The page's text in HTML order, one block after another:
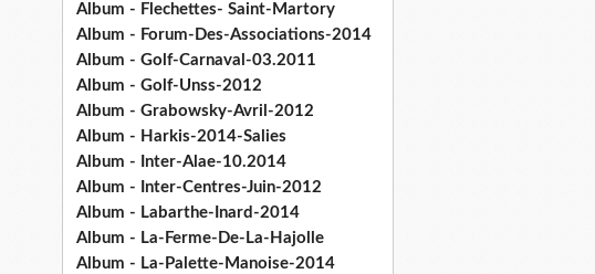
Album - Flechettes- Saint-Martory
Album - Forum-Des-Associations-2014
Album - Golf-Carnaval-03.2011
Album - Golf-Unss-2012
Album - Grabowsky-Avril-2012
Album - Harkis-2014-Salies
Album - Inter-Alae-10.2014
Album - Inter-Centres-Juin-2012
Album - Labarthe-Inard-2014
Album - La-Ferme-De-La-Hajolle
Album - La-Palette-Manoise-2014